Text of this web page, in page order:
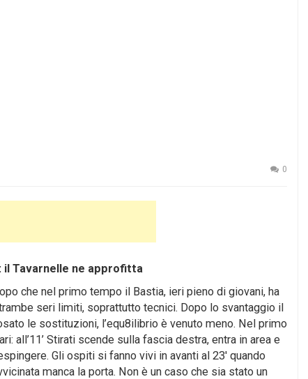
0
il Tavarnelle ne approfitta
che nel primo tempo il Bastia, ieri pieno di giovani, ha
seri limiti, soprattutto tecnici. Dopo lo svantaggio il
le sostituzioni, l’equ8ilibrio è venuto meno. Nel primo
all’11’ Stirati scende sulla fascia destra, entra in area e
Gli ospiti si fanno vivi in avanti al 23′ quando
manca la porta. Non è un caso che sia stato un